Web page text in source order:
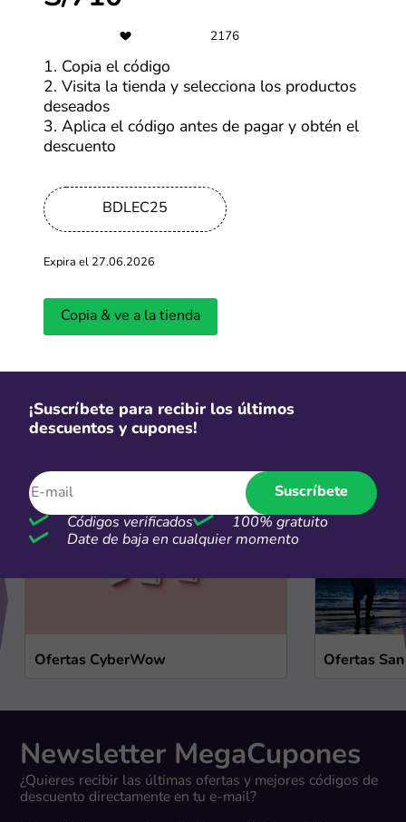
Últimas entradas del blog
Ver más
¿Cuándo será la primera edición del
CyberWow en 2026?
Ofertas de temporada
Ofertas CyberWow Ofertas
Newsletter MegaCupones
¿Quieres recibir las últimas ofertas y mejores códigos de
descuento directamente en tu e-mail?
2176
1. Copia el código
2. Visita la tienda y selecciona los productos
deseados
3. Aplica el código antes de pagar y obtén el
descuento
BDLEC25
Expira el 27.06.2026
Copia & ve a la tienda
¡Suscríbete para recibir los últimos
descuentos y cupones!
Suscríbete
Códigos verificados
100% gratuito
Date de baja en cualquier momento